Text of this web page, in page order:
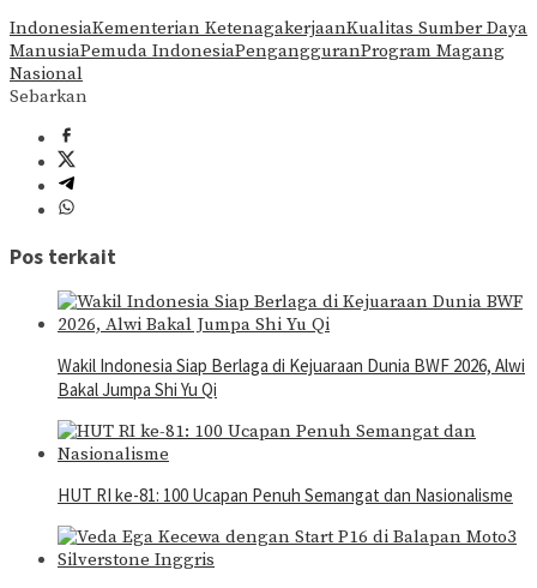
IndonesiaKementerian KetenagakerjaanKualitas Sumber Daya
ManusiaPemuda IndonesiaPengangguranProgram Magang
Nasional
Sebarkan
Pos terkait
Wakil Indonesia Siap Berlaga di Kejuaraan Dunia BWF 2026, Alwi
Bakal Jumpa Shi Yu Qi
HUT RI ke-81: 100 Ucapan Penuh Semangat dan Nasionalisme